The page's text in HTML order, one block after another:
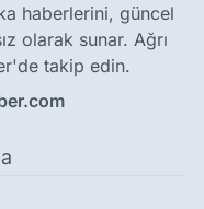
haberlerini, güncel
olarak sunar. Ağrı
takip edin.